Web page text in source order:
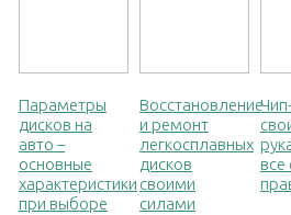
Параметры
дисков на
авто –
основные
характеристики
при выборе
Восстановление
и ремонт
легкосплавных
дисков
своими
силами
все